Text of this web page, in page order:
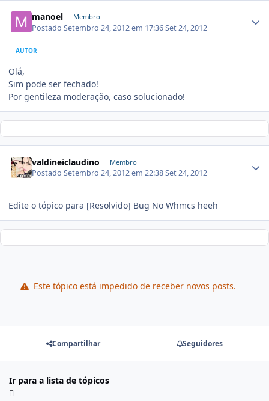
manoel Membro
PostadoSetembro 24, 2012 em 17:36Set 24, 2012
AUTOR
Olá,
Sim pode ser fechado!
Por gentileza moderação, caso solucionado!
valdineiclaudino Membro
PostadoSetembro 24, 2012 em 22:38Set 24, 2012
Edite o tópico para [Resolvido] Bug No Whmcs heeh
Este tópico está impedido de receber novos posts.
Compartilhar Seguidores
Ir para a lista de tópicos